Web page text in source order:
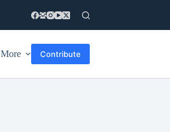
More Contribute